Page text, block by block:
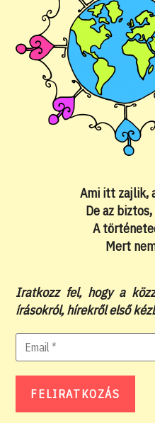
Ami itt zajlik,
De az
A
Mert
Iratkozz fel, hogy a
írásokról, hírekről első